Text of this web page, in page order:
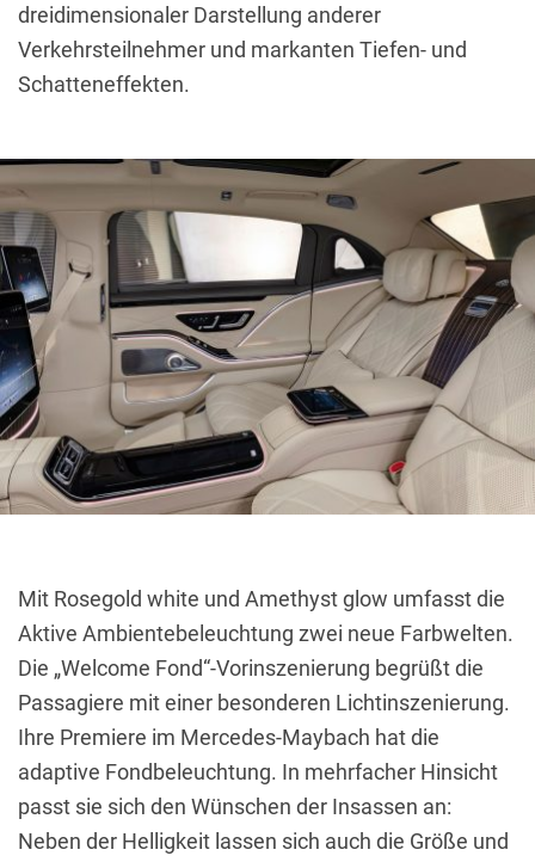
dreidimensionaler Darstellung anderer
Verkehrsteilnehmer und markanten Tiefen- und
Schatteneffekten.
Mit Rosegold white und Amethyst glow umfasst die
Aktive Ambientebeleuchtung zwei neue Farbwelten.
Die „Welcome Fond“-Vorinszenierung begrüßt die
Passagiere mit einer besonderen Lichtinszenierung.
Ihre Premiere im Mercedes-Maybach hat die
adaptive Fondbeleuchtung. In mehrfacher Hinsicht
passt sie sich den Wünschen der Insassen an:
Neben der Helligkeit lassen sich auch die Größe und